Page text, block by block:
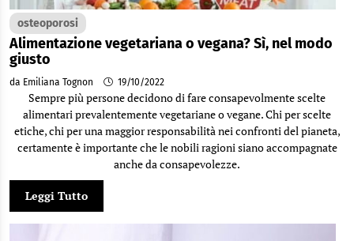
osteoporosi
Alimentazione vegetariana o vegana? Sì, nel modo
giusto
da Emiliana Tognon 19/10/2022
Sempre più persone decidono di fare consapevolmente scelte
alimentari prevalentemente vegetariane o vegane. Chi per scelte
etiche, chi per una maggior responsabilità nei confronti del pianeta,
certamente è importante che le nobili ragioni siano accompagnate
anche da consapevolezze.
Leggi Tutto